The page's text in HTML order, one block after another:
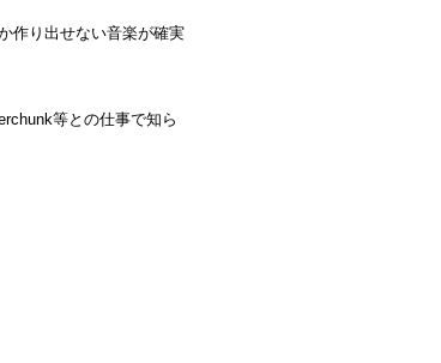
作り出せない音楽が確実
等との仕事で知ら